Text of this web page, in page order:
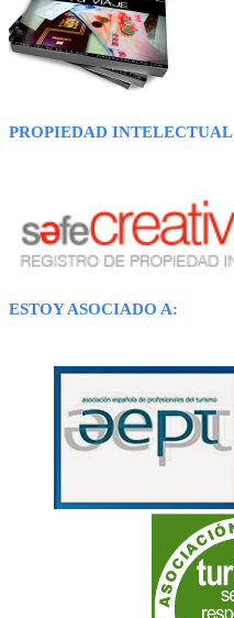
PROPIEDAD INTELECTUAL
ESTOY ASOCIADO A: